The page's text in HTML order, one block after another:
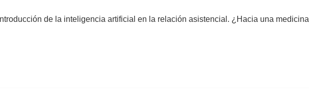
de la inteligencia artificial en la relación asistencial. ¿Hacia una